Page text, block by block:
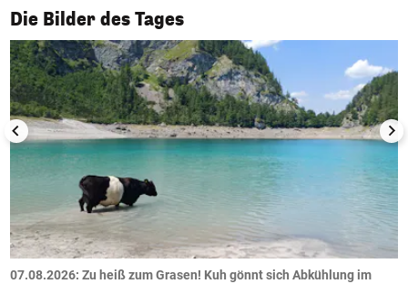
Die Bilder des Tages
1/50
07.08.2026: Zu heiß zum Grasen! Kuh gönnt sich Abkühlung im